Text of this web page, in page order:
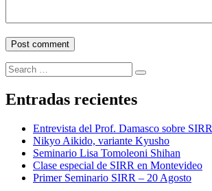
Search
for:
Search
Entradas recientes
Entrevista del Prof. Damasco sobre SIRR
Nikyo Aikido, variante Kyusho
Seminario Lisa Tomoleoni Shihan
Clase especial de SIRR en Montevideo
Primer Seminario SIRR – 20 Agosto